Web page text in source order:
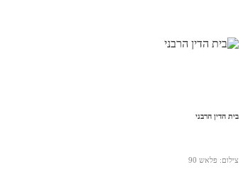
בית הדין הרבני
צילום: פלאש 90